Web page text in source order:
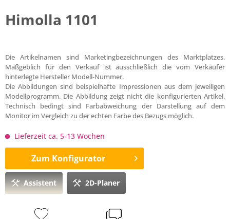
Himolla 1101
Die Artikelnamen sind Marketingbezeichnungen des Marktplatzes.
Maßgeblich für den Verkauf ist ausschließlich die vom Verkäufer
hinterlegte Hersteller Modell-Nummer.
Die Abbildungen sind beispielhafte Impressionen aus dem jeweiligen
Modellprogramm. Die Abbildung zeigt nicht die konfigurierten Artikel.
Technisch bedingt sind Farbabweichung der Darstellung auf dem
Monitor im Vergleich zu der echten Farbe des Bezugs möglich.
Lieferzeit ca. 5-13 Wochen
Zum Konfigurator
Assistent 2D-Planer